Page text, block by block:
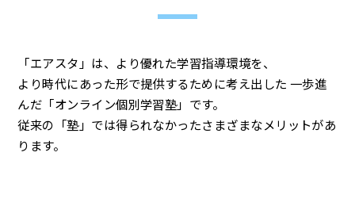
「エアスタ」は、より優れた学習指導環境を、
より時代にあった形で提供するために考え出した 一歩進
んだ「オンライン個別学習塾」です。
従来の「塾」では得られなかったさまざまなメリットがあ
ります。